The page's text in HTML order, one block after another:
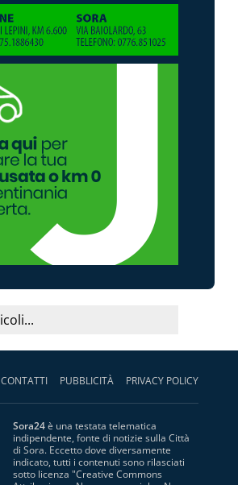
CONTATTI PUBBLICITÀ PRIVACY POLICY
Sora24è una testata telematica
indipendente, fonte di notizie sulla Città
di Sora. Eccetto dove diversamente
indicato, tutti i contenuti sono rilasciati
sotto licenza "Creative Commons